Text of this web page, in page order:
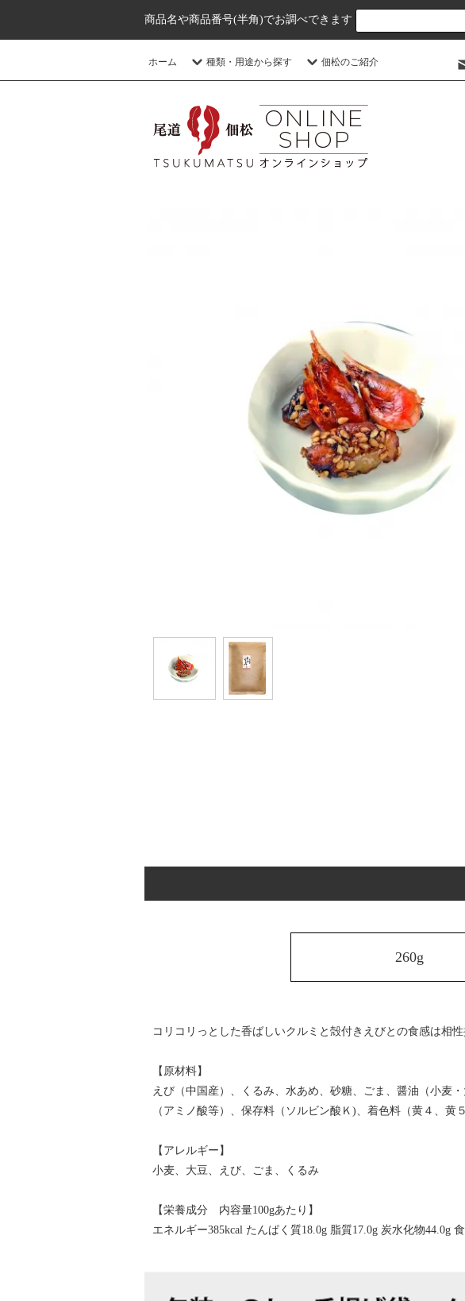
商品名や商品番号(半角)でお調べできます
ホーム 種類・用途から探す 佃松のご紹介
260g
コリコリっとした香ばしいクルミと殻付きえびとの食感は相
【原材料】
えび（中国産）、くるみ、水あめ、砂糖、ごま、醤油（小麦
（アミノ酸等）、保存料（ソルビン酸Ｋ)、着色料（黄４、黄
【アレルギー】
小麦、大豆、えび、ごま、くるみ
【栄養成分 内容量100gあたり】
エネルギー385kcal たんぱく質18.0g 脂質17.0g 炭水化物44.0g